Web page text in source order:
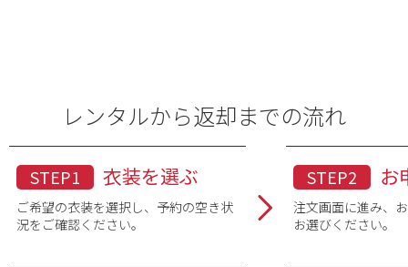
レンタルから返却までの流れ
STEP1 衣装を選ぶ
ご希望の衣装を選択し、予約の空き状
況をご確認ください。
STEP2 お
注文画面に進み、
お選びください。